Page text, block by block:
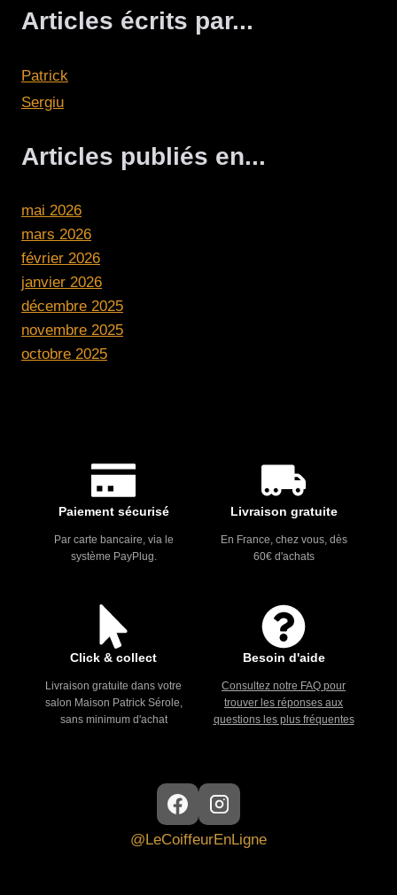
Articles écrits par...
Patrick
Sergiu
Articles publiés en...
mai 2026
mars 2026
février 2026
janvier 2026
décembre 2025
novembre 2025
octobre 2025
Paiement sécurisé
Par carte bancaire, via le
système PayPlug.
Livraison gratuite
En France, chez vous, dès
60€ d'achats
Click & collect
Livraison gratuite dans votre
salon Maison Patrick Sérole,
sans minimum d'achat
Besoin d'aide
Consultez notre FAQ pour
trouver les réponses aux
questions les plus fréquentes
@LeCoiffeurEnLigne